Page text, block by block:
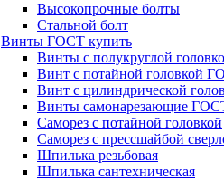
Высокопрочные болты
Стальной болт
Винты ГОСТ купить
Винты с полукруглой
Винт с потайной головкой
Винт с цилиндрической
Винты самонарезающие
Саморез с потайной головкой
Саморез с прессшайбой
Шпилька резьбовая
Шпилька сантехническая